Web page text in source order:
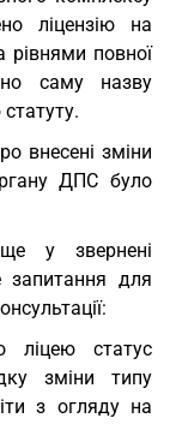
ліцензію на
рівнями повної
саму назву
внесені зміни
ДПС було
у звернені
запитання для
ліцею статус
зміни типу
з огляду на